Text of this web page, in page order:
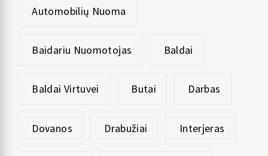
Automobilių Nuoma
Baidariu Nuomotojas Baldai
Baldai Virtuvei Butai Darbas
Dovanos Drabužiai Interjeras